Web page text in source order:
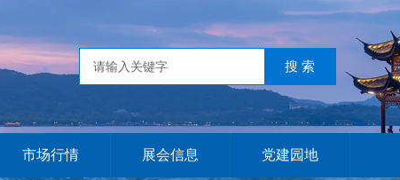
市场行情 展会信息 党建园地